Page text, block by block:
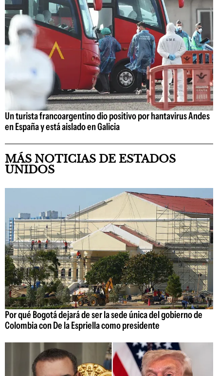
Un turista francoargentino dio positivo por hantavirus Andes
en España y está aislado en Galicia
MÁS NOTICIAS DE ESTADOS
UNIDOS
Por qué Bogotá dejará de ser la sede única del gobierno de
Colombia con De la Espriella como presidente